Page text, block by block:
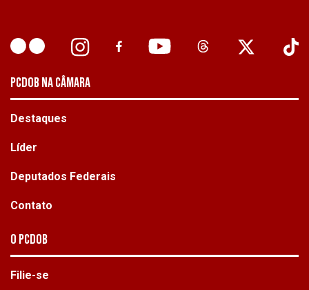
PCDOB NA CÂMARA
Destaques
Líder
Deputados Federais
Contato
O PCdoB
Filie-se